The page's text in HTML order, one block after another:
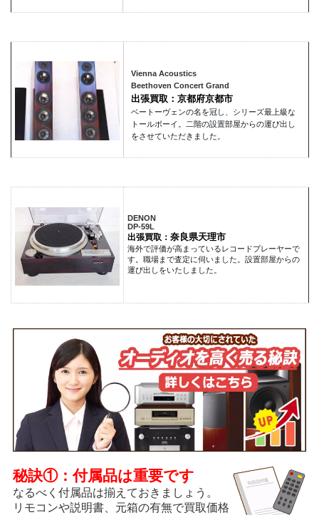
Vienna Acoustics
Beethoven Concert Grand
出張買取：京都府京都市
ベートーヴェンの名を冠し、シリーズ最上級な
トールボーイ。二階の設置部屋からの運び出し
をさせていただきました。
DENON
DP-59L
出張買取： 奈良県天理市
海外で評価が高まっているレコードプレーヤーで
す。職場まで査定に伺いました。設置部屋からの
運び出しをいたしました。
秘訣①：付属品は重要です
なるべく付属品は揃えておきましょう。
リモコンや説明書、元箱の有無で買取価格